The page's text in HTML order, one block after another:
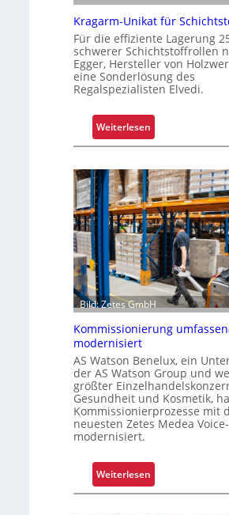
n
k
o
m
p
e
x
e
r
i
s
t
a
l
s
F
a
r
n
Kragarm-Unikat für
Für die effiziente Lagerung
schwerer Schichtstoffrollen
Egger, Hersteller von
eine Sonderlösung des
Regalspezialisten Elvedi.
Weiterlesen
K
a
g
a
r
m
-
U
n
i
k
t
ü
r
S
c
Bild: Zetes GmbH
Kommissionierung
modernisiert
AS Watson Benelux, ein
der AS Watson Group und
größter
Gesundheit und Kosmetik,
Kommissionierprozesse mit
neuesten Zetes Medea
modernisiert.
Weiterlesen
K